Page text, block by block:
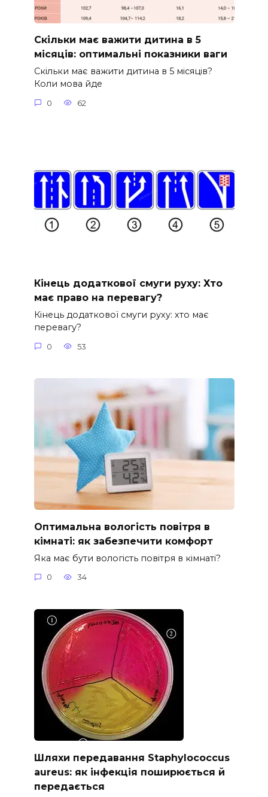
Скільки має важити дитина в 5
місяців: оптимальні показники ваги
Скільки має важити дитина в 5 місяців?
Коли мова йде
0 62
Кінець додаткової смуги руху: Хто
має право на перевагу?
Кінець додаткової смуги руху: хто має
перевагу?
0 53
Оптимальна вологість повітря в
кімнаті: як забезпечити комфорт
Яка має бути вологість повітря в кімнаті?
0 34
Шляхи передавання Staphylococcus
aureus: як інфекція поширюється й
передається